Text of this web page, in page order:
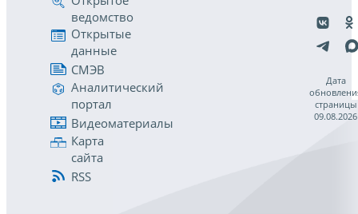
ведомство
Открытые
данные
СМЭВ
Аналитический
портал
Видеоматериалы
Карта
сайта
RSS
Дата
страницы
09.08.2026